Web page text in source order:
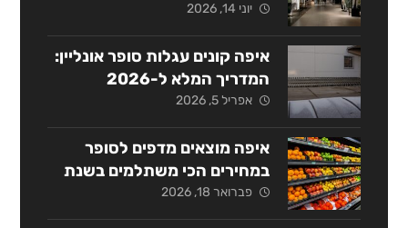
אסטרטגי
יוני 14, 2026
איפה קונים עגלות סופר אונליין:
המדריך המלא ל-2026
אפריל 5, 2026
איפה מוצאים מדפים לסופר
במחירים הכי משתלמים בשנת
2026?
פברואר 18, 2026